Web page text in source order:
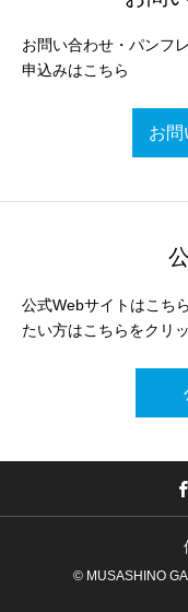
お問い合わせ・パンフ
申込みはこちら
お
公式Webサイトはこち
たい方はこちらをクリッ
© MUSASHINO